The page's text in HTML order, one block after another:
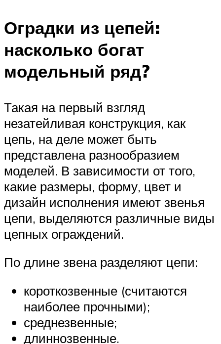
Оградки из цепей:
насколько богат
модельный ряд?
Такая на первый взгляд
незатейливая конструкция, как
цепь, на деле может быть
представлена разнообразием
моделей. В зависимости от того,
какие размеры, форму, цвет и
дизайн исполнения имеют звенья
цепи, выделяются различные виды
цепных ограждений.
По длине звена разделяют цепи:
короткозвенные (считаются
наиболее прочными);
среднезвенные;
длиннозвенные.